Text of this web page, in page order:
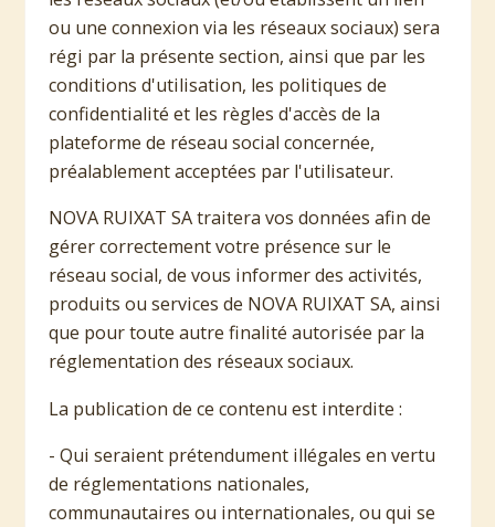
ou une connexion via les réseaux sociaux) sera
régi par la présente section, ainsi que par les
conditions d'utilisation, les politiques de
confidentialité et les règles d'accès de la
plateforme de réseau social concernée,
préalablement acceptées par l'utilisateur.
NOVA RUIXAT SA traitera vos données afin de
gérer correctement votre présence sur le
réseau social, de vous informer des activités,
produits ou services de NOVA RUIXAT SA, ainsi
que pour toute autre finalité autorisée par la
réglementation des réseaux sociaux.
La publication de ce contenu est interdite :
- Qui seraient prétendument illégales en vertu
de réglementations nationales,
communautaires ou internationales, ou qui se